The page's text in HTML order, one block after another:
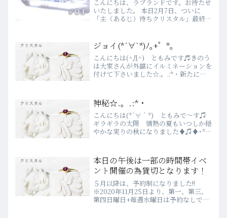
こんにちは、ラブランドです。お待たせ
いたしました。 本日2月7日、ついに
「主（あるじ）待ちクリスタル」最終章
ストを飾るVol.3のテーマは「純粋（ピ
ュア）」...
クリスタル ジョイ(*´∀`*)ﾉ｡+゜*｡
こんにちは(^Д^) ともみです♬きのう
は大家さんが外舘にイルミネーションを
付けて下さいました☆.。.:*・新たにブ
お客様も灯り見て「あ！あそこに間違い
ない！！(*...
クリスタル 神秘☆.。.:*・
こんにちは(*´∀｀*) ともみで～す♫
ギラギラの太陽 情熱の夏もいつしか穏
やかな実りの秋になりました♦♫♦･*秋
好きです☆.。.:*・さ～て♫今日は･･･や
っ...
クリスタル
本日の午後は一部の時間帯イベ
ント開催の為貸切となります！
５月以降は、予約制になりました!!
※2020年11月25日より、第一、第三、
第四日曜日+毎週水曜日は予約なしでご